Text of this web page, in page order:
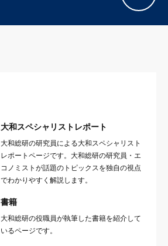
大和スペシャリストレポート
大和総研の研究員による大和スペシャリスト
レポートページです。大和総研の研究員・エ
コノミストが話題のトピックスを独自の視点
でわかりやすく解説します。
書籍
大和総研の役職員が執筆した書籍を紹介して
いるページです。